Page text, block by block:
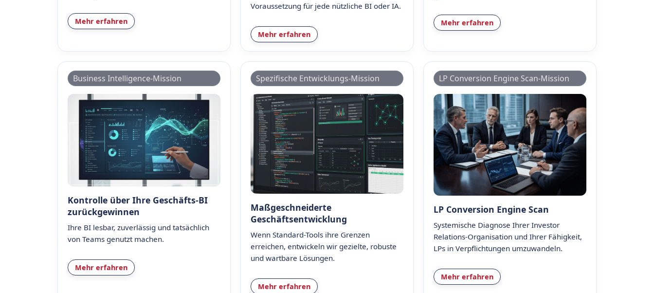
Mehr erfahren
Voraussetzung für jede nützliche BI oder IA.
Mehr erfahren
Mehr erfahren
Business Intelligence-Mission
Kontrolle über Ihre Geschäfts-BI
zurückgewinnen
Ihre BI lesbar, zuverlässig und tatsächlich
von Teams genutzt machen.
Mehr erfahren
Spezifische Entwicklungs-Mission
Maßgeschneiderte
Geschäftsentwicklung
Wenn Standard-Tools ihre Grenzen
erreichen, entwickeln wir gezielte, robuste
und wartbare Lösungen.
Mehr erfahren
LP Conversion Engine Scan-Mission
LP Conversion Engine Scan
Systemische Diagnose Ihrer Investor
Relations-Organisation und Ihrer Fähigkeit,
LPs in Verpflichtungen umzuwandeln.
Mehr erfahren